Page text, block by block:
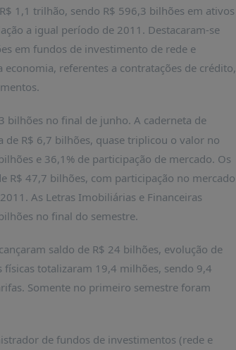
1,1 trilhão, sendo R$ 596,3 bilhões em ativos
a igual período de 2011. Destacaram-se
em fundos de investimento de rede e
referentes a contratações de crédito,
bilhões no final de junho. A caderneta de
R$ 6,7 bilhões, quase triplicou o valor no
e 36,1% de participação de mercado. Os
R$ 47,7 bilhões, com participação no mercado
As Letras Imobiliárias e Financeiras
no final do semestre.
saldo de R$ 24 bilhões, evolução de
totalizaram 19,4 milhões, sendo 9,4
Somente no primeiro semestre foram
de fundos de investimentos (rede e